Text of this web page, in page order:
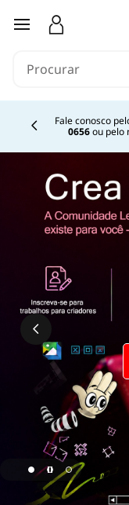
O
é
saltar para o
Fale conosco
0656ou pelo